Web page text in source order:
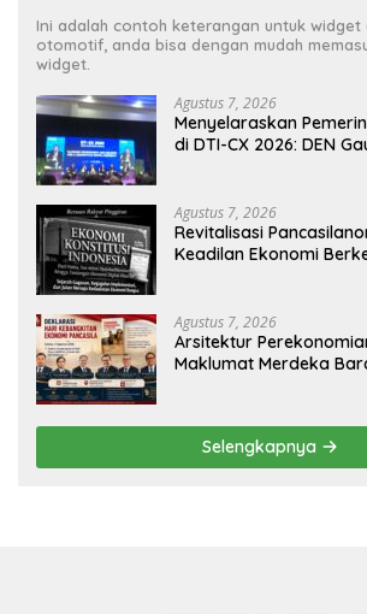
Ini adalah contoh keterangan untuk
otomotif, anda bisa dengan mudah
widget.
Agustus 7, 2026
Menyelaraskan
di DTI-CX 2026: DEN
Agustus 7, 2026
Revitalisasi
Keadilan Ekonomi
Agustus 7, 2026
Arsitektur
Maklumat Merdeka
Selengkapnya